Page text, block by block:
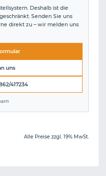
Deshalb ist die
Senden Sie uns
direkt zu – wir melden uns
uns
417234
Alle Preise zzgl. 19% MwSt.